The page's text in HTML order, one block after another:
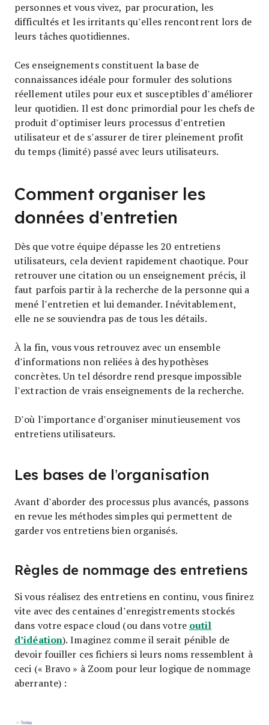
personnes et vous vivez, par procuration, les
difficultés et les irritants qu’elles rencontrent lors de
leurs tâches quotidiennes.
Ces enseignements constituent la base de
connaissances idéale pour formuler des solutions
réellement utiles pour eux et susceptibles d’améliorer
leur quotidien. Il est donc primordial pour les chefs de
produit d’optimiser leurs processus d’entretien
utilisateur et de s’assurer de tirer pleinement profit
du temps (limité) passé avec leurs utilisateurs.
Comment organiser les
données d’entretien
Dès que votre équipe dépasse les 20 entretiens
utilisateurs, cela devient rapidement chaotique. Pour
retrouver une citation ou un enseignement précis, il
faut parfois partir à la recherche de la personne qui a
mené l’entretien et lui demander. Inévitablement,
elle ne se souviendra pas de tous les détails.
À la fin, vous vous retrouvez avec un ensemble
d’informations non reliées à des hypothèses
concrètes. Un tel désordre rend presque impossible
l’extraction de vrais enseignements de la recherche.
D’où l’importance d’organiser minutieusement vos
entretiens utilisateurs.
Les bases de l’organisation
Avant d’aborder des processus plus avancés, passons
en revue les méthodes simples qui permettent de
garder vos entretiens bien organisés.
Règles de nommage des entretiens
Si vous réalisez des entretiens en continu, vous finirez
vite avec des centaines d’enregistrements stockés
dans votre espace cloud (ou dans votre outil
d’idéation). Imaginez comme il serait pénible de
devoir fouiller ces fichiers si leurs noms ressemblent à
ceci (« Bravo » à Zoom pour leur logique de nommage
aberrante) :